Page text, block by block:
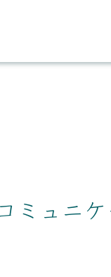
ミュニ